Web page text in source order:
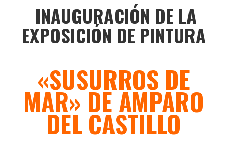
INAUGURACIÓN DE LA
EXPOSICIÓN DE PINTURA
«SUSURROS DE
MAR» DE AMPARO
DEL CASTILLO